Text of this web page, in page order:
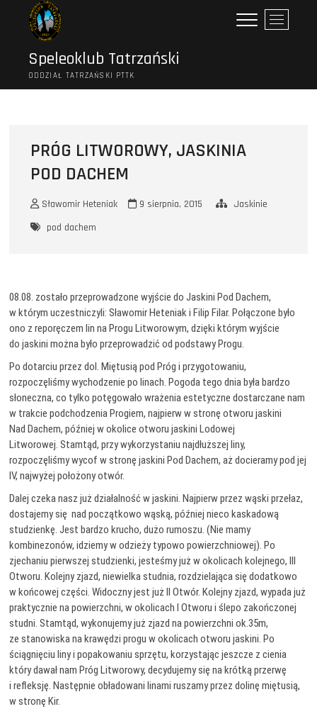
Speleoklub Tatrzański
ODDZIAŁ TATRZAŃSKI PTTK
P
r
PRÓG LITWOROWY, JASKINIA
POD DACHEM
Sławomir Heteniak 9 sierpnia, 2015
Jaskinie
pod dachem
08.08. zostało przeprowadzone wyjście do Jaskini Pod Dachem,
w którym uczestniczyli: Sławomir Heteniak i Filip Filar. Połączone było
ono z reporęczem lin na Progu Litworowym, dzięki którym wyjście
do jaskini można było przeprowadzić od podstawy Progu.
Po dotarciu przez dol. Miętusią pod Próg i przygotowaniu,
rozpoczęliśmy wychodzenie po linach. Pogoda tego dnia była bardzo
słoneczna, co tylko potęgowało wrażenia estetyczne dostarczane nam
w trakcie podchodzenia Progiem, najpierw w stronę otworu jaskini
Nad Dachem, później w okolice otworu jaskini Lodowej
Litworowej. Stamtąd, przy wykorzystaniu najdłuższej liny,
rozpoczęliśmy wycof w stronę jaskini Pod Dachem, aż docieramy pod jej
IV, najwyżej położony otwór.
Dalej czeka nasz już działalność w jaskini. Najpierw przez wąski przełaz,
dostajemy się nad początkowo wąską, później nieco kaskadową
studzienkę. Jest bardzo krucho, dużo rumoszu. (Nie mamy
kombinezonów, idziemy w odzieży typowo powierzchniowej). Po
zjechaniu pierwszej studzienki, jesteśmy już w okolicach kolejnego, III
Otworu. Kolejny zjazd, niewielka studnia, rozdzielająca się dodatkowo
w końcowej części. Widoczny jest już II Otwór. Kolejny zjazd, wypada już
praktycznie na powierzchni, w okolicach I Otworu i ślepo zakończonej
studni. Stamtąd, wykonujemy już zjazd na powierzchni ok.35m,
ze stanowiska na krawędzi progu w okolicach otworu jaskini. Po
ściągnięciu liny i popakowaniu sprzętu, korzystając jeszcze z cienia
który dawał nam Próg Litworowy, decydujemy się na krótką przerwę
i refleksję. Następnie obładowani linami ruszamy przez dolinę miętusią,
w stronę Kir.